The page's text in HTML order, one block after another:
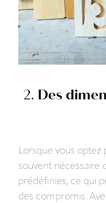
2. Des
Lorsque vous optez
souvent nécessaire
prédéfinies, ce qui
des compromis.